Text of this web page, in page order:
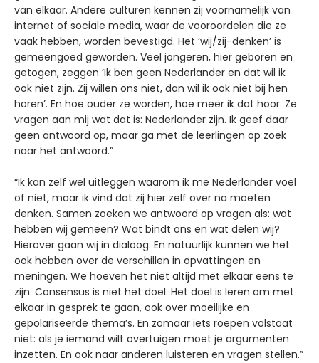
van elkaar. Andere culturen kennen zij voornamelijk van
internet of sociale media, waar de vooroordelen die ze
vaak hebben, worden bevestigd. Het ‘wij/zij-denken’ is
gemeengoed geworden. Veel jongeren, hier geboren en
getogen, zeggen ‘Ik ben geen Nederlander en dat wil ik
ook niet zijn. Zij willen ons niet, dan wil ik ook niet bij hen
horen’. En hoe ouder ze worden, hoe meer ik dat hoor. Ze
vragen aan mij wat dat is: Nederlander zijn. Ik geef daar
geen antwoord op, maar ga met de leerlingen op zoek
naar het antwoord.”
“Ik kan zelf wel uitleggen waarom ik me Nederlander voel
of niet, maar ik vind dat zij hier zelf over na moeten
denken. Samen zoeken we antwoord op vragen als: wat
hebben wij gemeen? Wat bindt ons en wat delen wij?
Hierover gaan wij in dialoog. En natuurlijk kunnen we het
ook hebben over de verschillen in opvattingen en
meningen. We hoeven het niet altijd met elkaar eens te
zijn. Consensus is niet het doel. Het doel is leren om met
elkaar in gesprek te gaan, ook over moeilijke en
gepolariseerde thema’s. En zomaar iets roepen volstaat
niet: als je iemand wilt overtuigen moet je argumenten
inzetten. En ook naar anderen luisteren en vragen stellen.”